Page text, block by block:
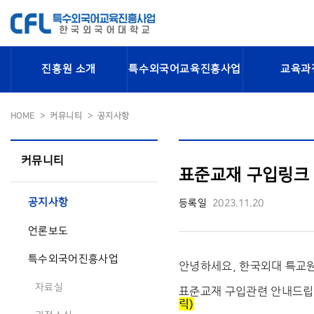
진흥원 소개 특수외국어교육진흥사업 교육과
HOME 커뮤니티 공지사항
커뮤니티
공지사항
언론보도
특수외국어진흥사업
자료실
표준교재 구입링
등록일 2023.11.20
안녕하세요, 한국외대 특교
표준교재 구입관련 안내드
릭)